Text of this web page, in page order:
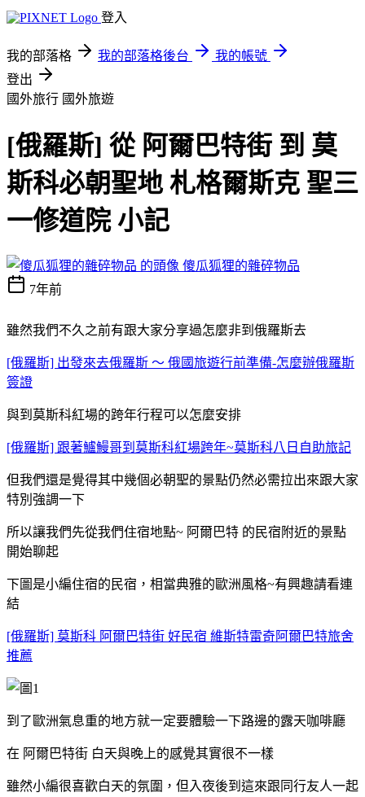
登入
我的部落格 我的部落格後台
我的帳號
登出
國外旅行 國外旅遊
[俄羅斯] 從 阿爾巴特街 到 莫
斯科必朝聖地 札格爾斯克 聖三
一修道院 小記
傻瓜狐狸的雜碎物品
7年前
雖然我們不久之前有跟大家分享過怎麼非到俄羅斯去
[俄羅斯] 出發來去俄羅斯 ～ 俄國旅遊行前準備-怎麼辦俄羅斯
簽證
與到莫斯科紅場的跨年行程可以怎麼安排
[俄羅斯] 跟著鱸鰻哥到莫斯科紅場跨年~莫斯科八日自助旅記
但我們還是覺得其中幾個必朝聖的景點仍然必需拉出來跟大家
特別強調一下
所以讓我們先從我們住宿地點~ 阿爾巴特 的民宿附近的景點
開始聊起
下圖是小編住宿的民宿，相當典雅的歐洲風格~有興趣請看連
結
[俄羅斯] 莫斯科 阿爾巴特街 好民宿 維斯特雷奇阿爾巴特旅舍
推薦
到了歐洲氣息重的地方就一定要體驗一下路邊的露天咖啡廳
在 阿爾巴特街 白天與晚上的感覺其實很不一樣
雖然小編很喜歡白天的氛圍，但入夜後到這來跟同行友人一起